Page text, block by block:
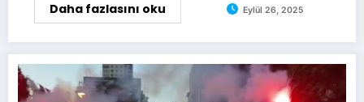
Daha fazlasını oku Eylül 26, 2025